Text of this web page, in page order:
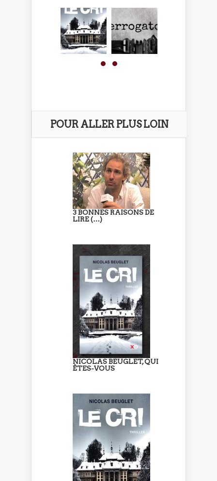
POUR ALLER PLUS LOIN
3 BONNES RAISONS DE
LIRE (…)
NICOLAS BEUGLET, QUI
ÊTES-VOUS